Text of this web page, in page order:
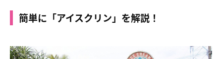
簡単に「アイスクリン」を解説！